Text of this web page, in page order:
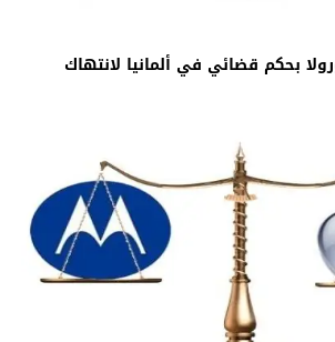
بحكم قضائي في ألمانيا لانتهاك